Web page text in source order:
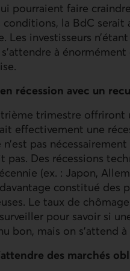
pourraient faire
conditions, la BdC
Les investisseurs
à
récession avec un
trimestre
effectivement une
pas
pas. Des récessions
(ex. : Japon,
constitué des
Le taux de
pour savoir si
bon, mais on s’attend
des marchés